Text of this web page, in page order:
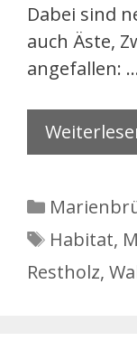
Dabei sind
auch Äste,
angefallen:
Habitat,
Restholz,